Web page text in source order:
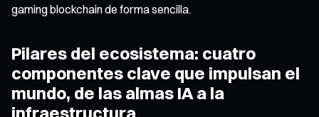
gaming blockchain de forma sencilla.
Pilares del ecosistema: cuatro
componentes clave que impulsan el
mundo, de las almas IA a la
infraestructura